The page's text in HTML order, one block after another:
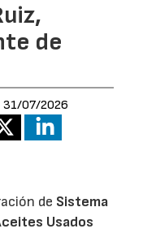
de
31/07/2026
de Sistema
Usados